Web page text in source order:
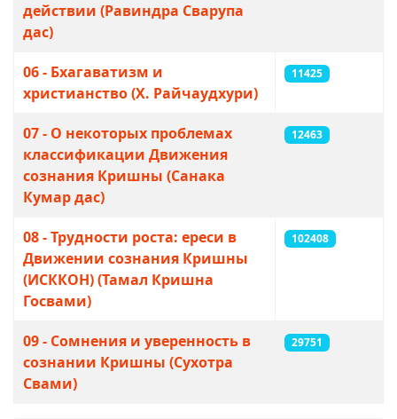
действии (Равиндра Сварупа
дас)
06 - Бхагаватизм и
христианство (Х. Райчаудхури)
11425
07 - О некоторых проблемах
классификации Движения
сознания Кришны (Санака
Кумар дас)
12463
08 - Трудности роста: ереси в
Движении сознания Кришны
(ИСККОН) (Тамал Кришна
Госвами)
102408
09 - Сомнения и уверенность в
сознании Кришны (Сухотра
Свами)
29751